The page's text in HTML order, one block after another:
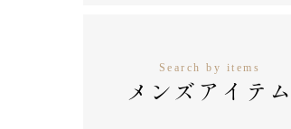
Search by items
メンズアイテム